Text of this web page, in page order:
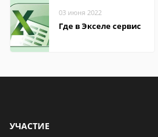
03 июня 2022
Где в Экселе сервис
УЧАСТИЕ